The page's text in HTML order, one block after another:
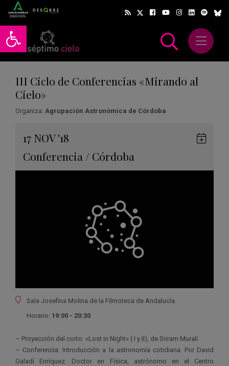
Abrir barra de herramientas
Abrir
III Ciclo de Conferencias «Mirando al
Cielo»
Organiza: Agrupación Astronómica de Córdoba
17 NOV'18
Conferencia / Córdoba
Ubicación
Sala Josefina Molina de la Filmoteca de Andalucía.
Horario: 19:00 - 20:30
– Proyección del corto: «Lost in Night» ( I y II), de Sriram Murali
– Conferencia: Introducción a la astronomía cotidiana. Por David
Galadí Enríquez. Doctor en Física, astrónomo en el Centro